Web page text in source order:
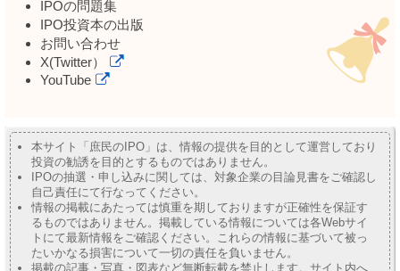
IPOの問題集
IPO投資本の出版
お問い合わせ
X(Twitter）
YouTube
本サイト「庶民のIPO」は、情報の提供を目的として運営しており
投資の勧誘を目的とするものではありません。
IPOの抽選・申し込みに関しては、対象企業の目論見書をご確認し
自己責任にて行なってください。
情報の掲載にあたっては慎重を期しておりますが正確性を保証す
るものではありません。掲載している情報については各Webサイ
トにて最新情報をご確認ください。これらの情報に基づいて被っ
たいかなる損害について一切の責任を負いません。
掲載の記事・写真・図表など無断転載を禁止します。サイト内へ